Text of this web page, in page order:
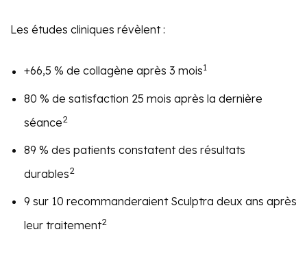
Les études cliniques révèlent :
+66,5 % de collagène après 3 mois1
80 % de satisfaction 25 mois après la dernière
séance2
89 % des patients constatent des résultats
durables2
9 sur 10 recommanderaient Sculptra deux ans après
leur traitement2